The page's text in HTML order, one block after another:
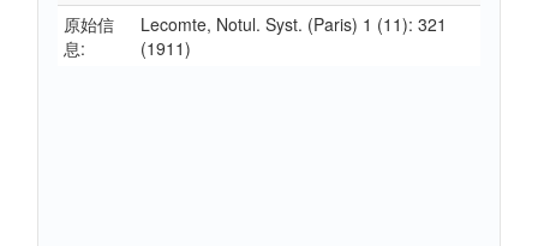
原始信
息:
Lecomte, Notul. Syst. (Paris) 1 (11): 321
(1911)